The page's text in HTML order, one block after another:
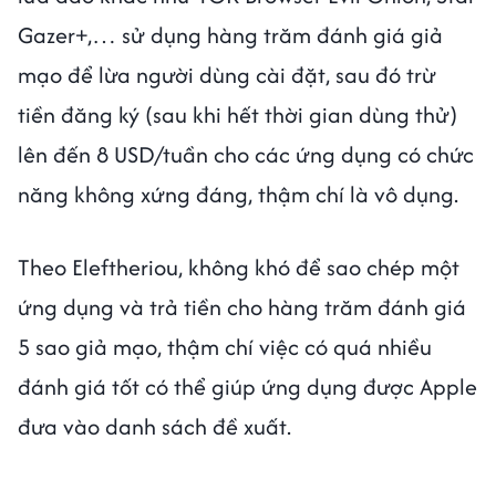
Gazer+,… sử dụng hàng trăm đánh giá giả
mạo để lừa người dùng cài đặt, sau đó trừ
tiền đăng ký (sau khi hết thời gian dùng thử)
lên đến 8 USD/tuần cho các ứng dụng có chức
năng không xứng đáng, thậm chí là vô dụng.
Theo Eleftheriou, không khó để sao chép một
ứng dụng và trả tiền cho hàng trăm đánh giá
5 sao giả mạo, thậm chí việc có quá nhiều
đánh giá tốt có thể giúp ứng dụng được Apple
đưa vào danh sách đề xuất.